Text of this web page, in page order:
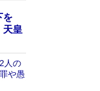
を
天皇
人の
や愚